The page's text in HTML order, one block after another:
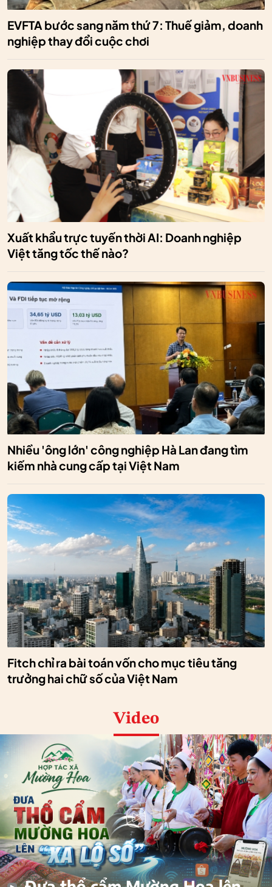
EVFTA bước sang năm thứ 7: Thuế giảm, doanh
nghiệp thay đổi cuộc chơi
Xuất khẩu trực tuyến thời AI: Doanh nghiệp
Việt tăng tốc thế nào?
Nhiều 'ông lớn' công nghiệp Hà Lan đang tìm
kiếm nhà cung cấp tại Việt Nam
Fitch chỉ ra bài toán vốn cho mục tiêu tăng
trưởng hai chữ số của Việt Nam
Video